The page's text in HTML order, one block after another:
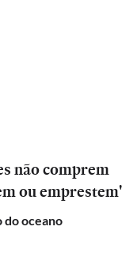
não comprem
ou emprestem'
do oceano